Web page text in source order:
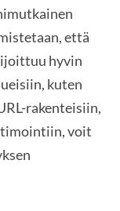
että
hyvin
kuten
rakenteisiin,
voit